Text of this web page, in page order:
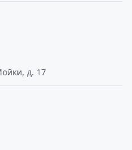
д. 17